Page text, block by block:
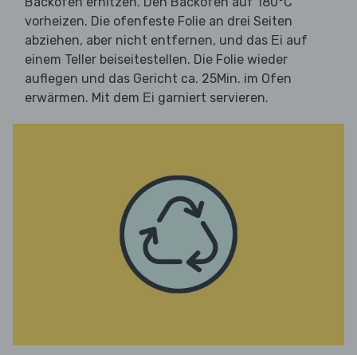
vorheizen. Die ofenfeste Folie an drei Seiten
abziehen, aber nicht entfernen, und das Ei auf
einem Teller beiseitestellen. Die Folie wieder
auflegen und das Gericht ca. 25Min. im Ofen
erwärmen. Mit dem Ei garniert servieren.